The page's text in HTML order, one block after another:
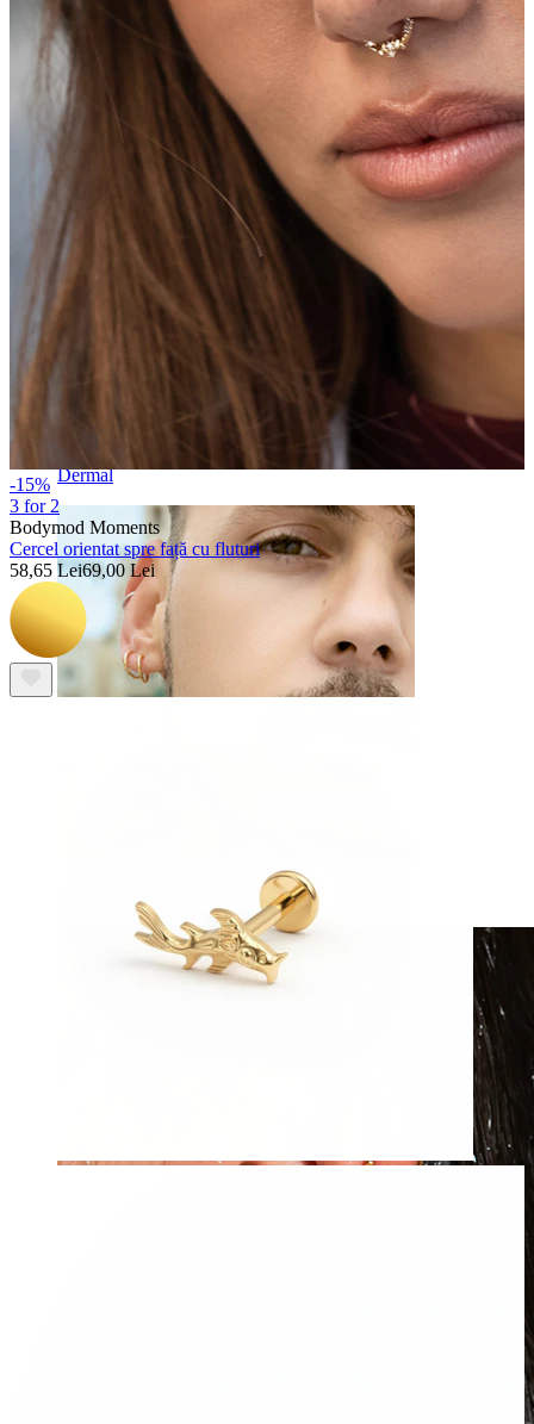
Sprânceană
Dermal
-15%
3 for 2
Bodymod Moments
Cercel orientat spre față cu fluturi
58,65 Lei69,00 Lei